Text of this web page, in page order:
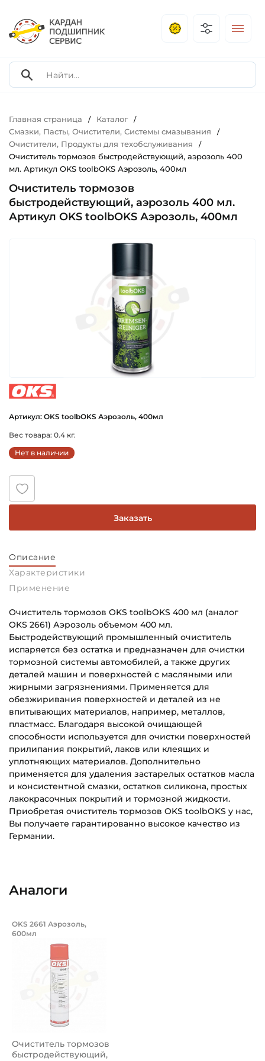
Главная страница / Каталог /
Смазки, Пасты, Очистители, Системы смазывания /
Очистители, Продукты для техобслуживания /
Очиститель тормозов быстродействующий, аэрозоль 400
мл. Артикул OKS toolbOKS Аэрозоль, 400мл
Очиститель тормозов
быстродействующий, аэрозоль 400 мл.
Артикул OKS toolbOKS Аэрозоль, 400мл
Артикул: OKS toolbOKS Аэрозоль, 400мл
Вес товара: 0.4 кг.
Нет в наличии
Заказать
Описание
Характеристики
Применение
Очиститель тормозов OKS toolbOKS 400 мл (аналог
OKS 2661) Аэрозоль объемом 400 мл.
Быстродействующий промышленный очиститель
испаряется без остатка и предназначен для очистки
тормозной системы автомобилей, а также других
деталей машин и поверхностей с масляными или
жирными загрязнениями. Применяется для
обезжиривания поверхностей и деталей из не
впитывающих материалов, например, металлов,
пластмасс. Благодаря высокой очищающей
способности используется для очистки поверхностей
прилипания покрытий, лаков или клеящих и
уплотняющих материалов. Дополнительно
применяется для удаления застарелых остатков масла
и консистентной смазки, остатков силикона, простых
лакокрасочных покрытий и тормозной жидкости.
Приобретая очиститель тормозов OKS toolbOKS у нас,
Вы получаете гарантированно высокое качество из
Германии.
Страна происхождения:
Категория:
Аналоги
Очиститель тормозов
Очиститель тормозов OKS 2661 Аэрозоль объемом
OKS 2661 Аэрозоль,
600мл
Очиститель тормозов
быстродействующий,